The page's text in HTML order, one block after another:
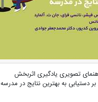
تصویری یادگیری اثربخش
دستیابی به بهترین نتایج در مدرسه